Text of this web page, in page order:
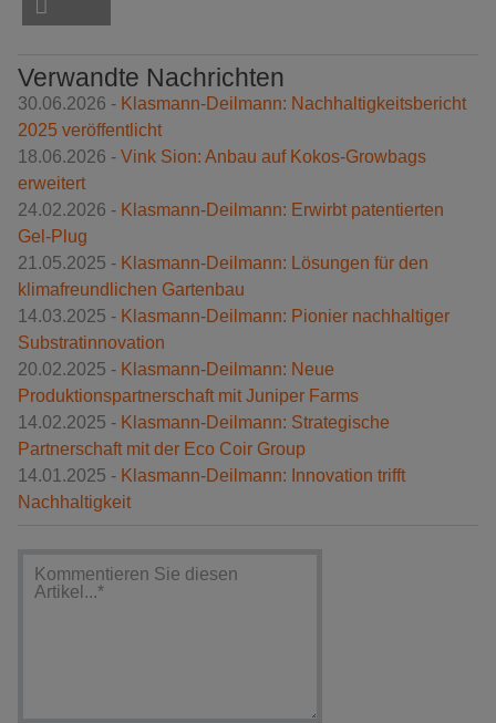
Verwandte Nachrichten
30.06.2026 - Klasmann-Deilmann: Nachhaltigkeitsbericht
2025 veröffentlicht
18.06.2026 - Vink Sion: Anbau auf Kokos-Growbags
erweitert
24.02.2026 - Klasmann-Deilmann: Erwirbt patentierten
Gel-Plug
21.05.2025 - Klasmann-Deilmann: Lösungen für den
klimafreundlichen Gartenbau
14.03.2025 - Klasmann-Deilmann: Pionier nachhaltiger
Substratinnovation
20.02.2025 - Klasmann-Deilmann: Neue
Produktionspartnerschaft mit Juniper Farms
14.02.2025 - Klasmann-Deilmann: Strategische
Partnerschaft mit der Eco Coir Group
14.01.2025 - Klasmann-Deilmann: Innovation trifft
Nachhaltigkeit